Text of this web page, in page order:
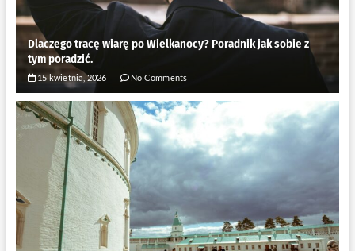
Dlaczego tracę wiarę po Wielkanocy? Poradnik jak sobie z
tym poradzić.
15 kwietnia, 2026 No Comments